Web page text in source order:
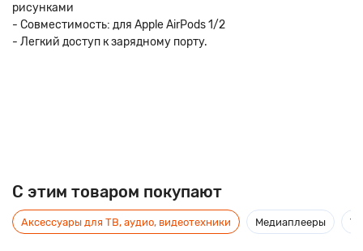
рисунками
- Совместимость: для Apple AirPods 1/2
- Легкий доступ к зарядному порту.
C этим товаром покупают
Аксессуары для ТВ, аудио, видеотехники Медиаплееры